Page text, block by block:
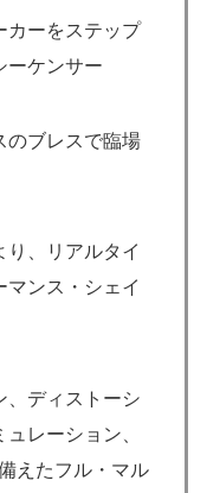
カーをステップ
ーケンサー
のブレスで臨場
り、リアルタイ
マンス・シェイ
、ディストーシ
レーション、
えたフル・マル